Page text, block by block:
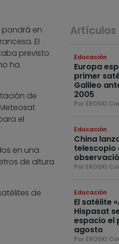
pondrá en
El
previsto
ha
de
el
en una
de altura
de
Artículos
Educación
Europa
primer
Galileo
2005
Por EROSKI
Educación
China
telescopio
Por EROSKI
Educación
El satélite
Hispasat
espacio el
agosto
Por EROSKI